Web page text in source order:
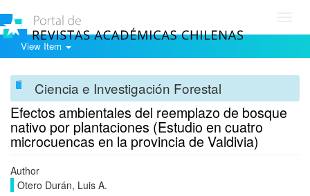
View Item
Ciencia e Investigación Forestal
Efectos ambientales del reemplazo de bosque
nativo por plantaciones (Estudio en cuatro
microcuencas en la provincia de Valdivia)
Author
Otero Durán, Luis A.